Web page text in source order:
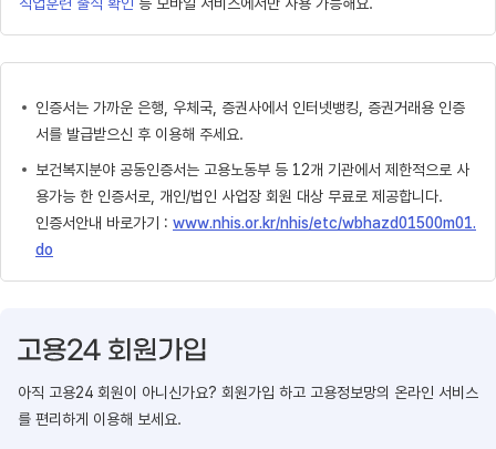
인증서는 가까운 은행, 우체국, 증권사에서 인터넷뱅킹, 증권거래용 인증
서를 발급받으신 후 이용해 주세요.
보건복지분야 공동인증서는 고용노동부 등 12개 기관에서 제한적으로 사
용가능 한 인증서로, 개인/법인 사업장 회원 대상 무료로 제공합니다.
인증서안내 바로가기 : www.nhis.or.kr/nhis/etc/wbhazd01500m01.
do
아직 고용24 회원이 아니신가요? 회원가입 하고 고용정보망의 온라인 서비스
를 편리하게 이용해 보세요.